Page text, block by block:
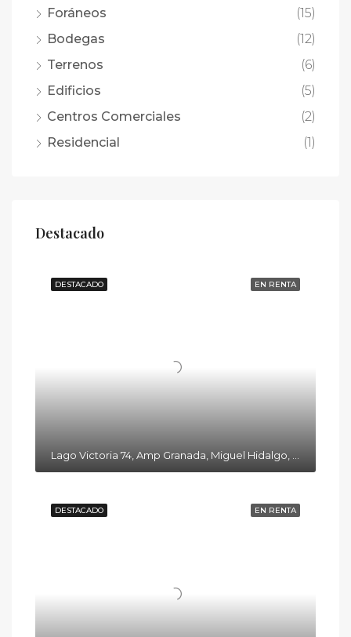
Foráneos
(15)
Bodegas
(12)
Terrenos
(6)
Edificios
(5)
Centros Comerciales
(2)
Residencial
(1)
Destacado
EN RENTA
DESTACADO
EN RENTA
DESTACADO